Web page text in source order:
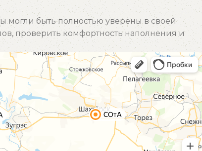
быть полностью уверены в своей
проверить комфортность наполнения и